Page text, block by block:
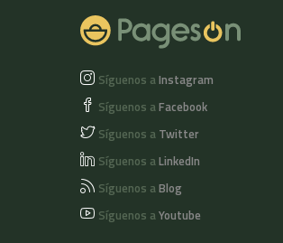
Síguenos aInstagram
Síguenos aFacebook
Síguenos a Twitter
Síguenos aLinkedIn
Síguenos aBlog
Síguenos aYoutube